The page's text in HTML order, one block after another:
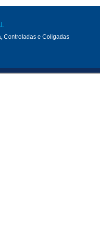
Controladas e Coligadas